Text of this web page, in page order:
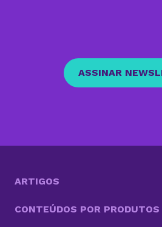
ASSINAR
ARTIGOS
CONTEÚDOS POR PRODUTOS